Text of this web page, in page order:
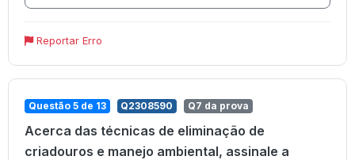
Reportar Erro
Questão 5 de 13 Q2308590 Q7 da prova
Acerca das técnicas de eliminação de
criadouros e manejo ambiental, assinale a